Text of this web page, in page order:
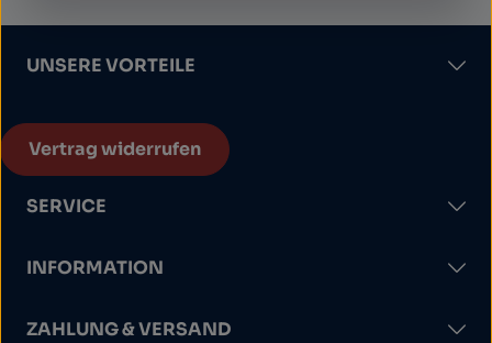
UNSERE VORTEILE
Vertrag widerrufen
SERVICE
INFORMATION
ZAHLUNG & VERSAND